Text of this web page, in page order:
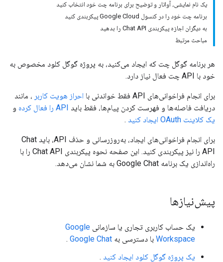
یک نام نمایشی، آواتار و توضیح برای برنامه چت خود انتخاب کنید
برنامه چت خود را در کنسول Google Cloud پیکربندی کنید
به دیگران اجازه پیکربندی Chat API را بدهید
مباحث مرتبط
هر برنامه گوگل چت که ایجاد می‌کنید، به پروژه گوگل کلود مخصوص به
خود با API چت فعال نیاز دارد.
برای انجام فراخوانی‌های API فقط خواندنی با احراز هویت کاربر ، مانند
دریافت فاصله‌ها و فهرست کردن پیام‌ها، فقط باید API را فعال کرده
و
یک کلاینت OAuth ایجاد کنید
.
برای انجام فراخوانی‌های ایجاد، به‌روزرسانی و حذف API، باید Chat
API را نیز پیکربندی کنید. این صفحه نحوه پیکربندی Chat API را با
راه‌اندازی یک برنامه Google Chat به شما نشان می‌دهد.
پیش‌نیازها
یک حساب کاربری تجاری یا سازمانی Google
Workspace با دسترسی به Google Chat
.
یک پروژه گوگل کلود ایجاد کنید .